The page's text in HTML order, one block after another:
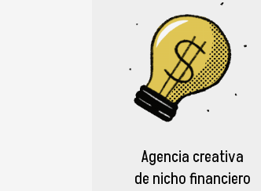
Agencia creativa
de nicho financiero